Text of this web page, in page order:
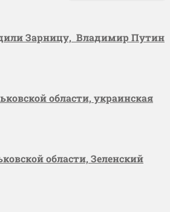
Зарницу, Владимир Путин
области, украинская
области, Зеленский